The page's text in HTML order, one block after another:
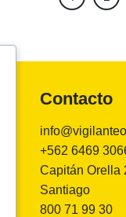
Contacto
+562 6469
Capitán Orella
Santiago
800 71 99 30